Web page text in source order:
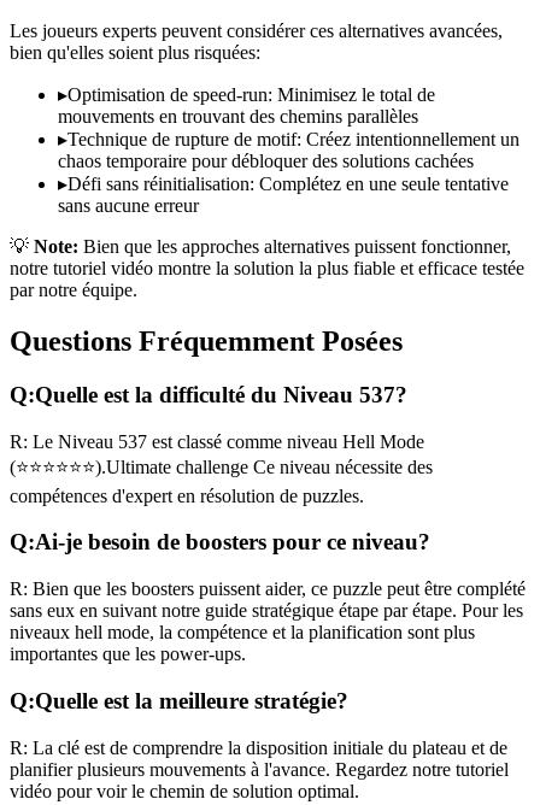
Les joueurs experts peuvent considérer ces alternatives avancées,
bien qu'elles soient plus risquées:
▸Optimisation de speed-run: Minimisez le total de
mouvements en trouvant des chemins parallèles
▸Technique de rupture de motif: Créez intentionnellement un
chaos temporaire pour débloquer des solutions cachées
▸Défi sans réinitialisation: Complétez en une seule tentative
sans aucune erreur
💡 Note: Bien que les approches alternatives puissent fonctionner,
notre tutoriel vidéo montre la solution la plus fiable et efficace testée
par notre équipe.
Questions Fréquemment Posées
Q:Quelle est la difficulté du Niveau 537?
R: Le Niveau 537 est classé comme niveau Hell Mode
(⭐⭐⭐⭐⭐⭐).Ultimate challenge Ce niveau nécessite des
compétences d'expert en résolution de puzzles.
Q:Ai-je besoin de boosters pour ce niveau?
R: Bien que les boosters puissent aider, ce puzzle peut être complété
sans eux en suivant notre guide stratégique étape par étape. Pour les
niveaux hell mode, la compétence et la planification sont plus
importantes que les power-ups.
Q:Quelle est la meilleure stratégie?
R: La clé est de comprendre la disposition initiale du plateau et de
planifier plusieurs mouvements à l'avance. Regardez notre tutoriel
vidéo pour voir le chemin de solution optimal.